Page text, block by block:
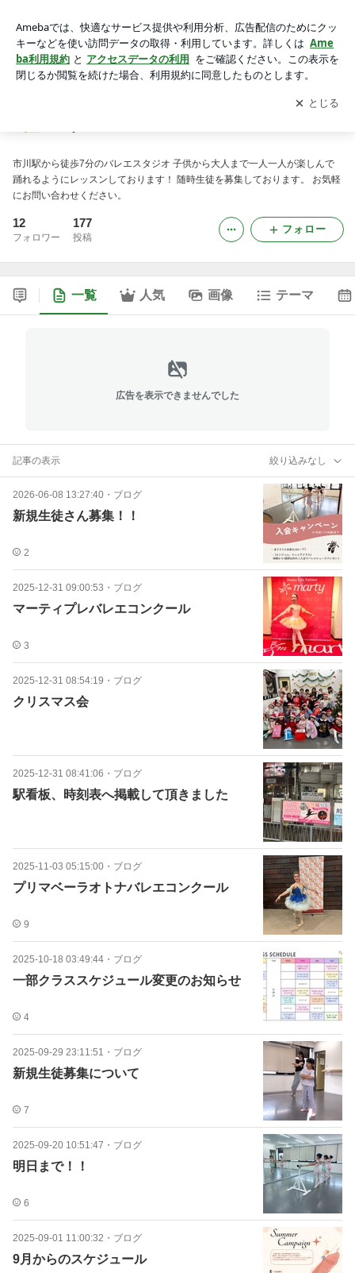
アプリをダウンロードして ブログの更新通知
を受け取りまし
ょう。
開く
市川駅から徒歩7分のバレエスタジオ 子供から大人まで一人一人が楽しんで
踊れるようにレッスンしております！ 随時生徒を募集しております。 お気軽
にお問い合わせください。
12
フォロワー
177
投稿
フォロー
一覧 人気 画像 テーマ
広告を表示できませんでした
記事の表示 絞り込みなし
2026-06-08 13:27:40 ・ ブログ
新規生徒さん募集！！
2
2025-12-31 09:00:53 ・ ブログ
マーティプレバレエコンクール
3
2025-12-31 08:54:19 ・ ブログ
クリスマス会
2025-12-31 08:41:06 ・ ブログ
駅看板、時刻表へ掲載して頂きました
2025-11-03 05:15:00 ・ ブログ
プリマベーラオトナバレエコンクール
9
2025-10-18 03:49:44 ・ ブログ
一部クラススケジュール変更のお知らせ
4
2025-09-29 23:11:51 ・ ブログ
新規生徒募集について
7
2025-09-20 10:51:47 ・ ブログ
明日まで！！
6
2025-09-01 11:00:32 ・ ブログ
9月からのスケジュール